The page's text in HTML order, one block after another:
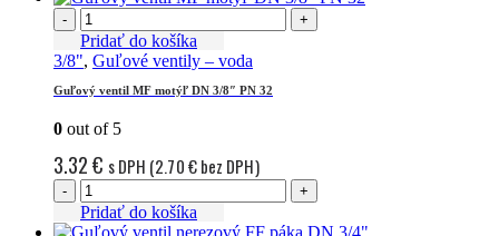
- +
Pridať do košíka
3/8", Guľové ventily – voda
Guľový ventil MF motýľ DN 3/8″ PN 32
0 out of 5
3.32€ s DPH (2.70€bez DPH)
- +
Pridať do košíka